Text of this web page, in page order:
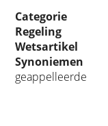
Categorie
Regeling
Wetsartikel
Synoniemen
geappelleerde